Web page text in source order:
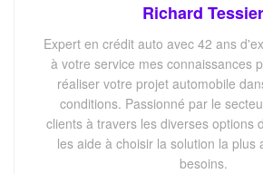
Richard Tessier
Expert en crédit auto avec 42 ans
à votre service mes connaissances
réaliser votre projet automobile
conditions. Passionné par le
clients à travers les diverses options
les aide à choisir la solution la plus
besoins.